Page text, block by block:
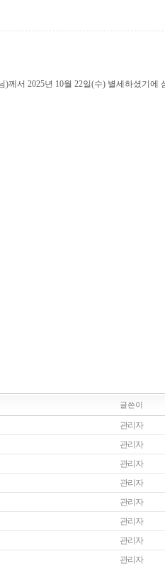
서 2025년 10월 22일(수) 별세하셨기에
글쓴이
관리자
관리자
관리자
관리자
관리자
관리자
관리자
관리자